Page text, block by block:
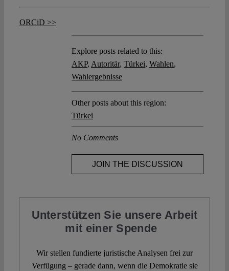
ORCiD >>
Explore posts related to this:
AKP, Autoritär, Türkei, Wahlen,
Wahlergebnisse
Other posts about this region:
Türkei
No Comments
JOIN THE DISCUSSION
Unterstützen Sie unsere Arbeit
mit einer Spende
Wir stellen fundierte juristische Analysen frei zur
Verfügung – gerade dann, wenn die Demokratie sie